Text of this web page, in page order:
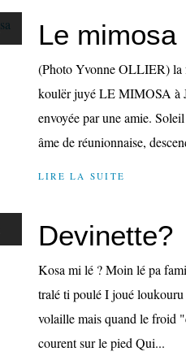
Le mimosa
(Photo Yvonne OLLIER) la
koulër juyé LE MIMOSA à
envoyée par une amie.
âme de réunionnaise,
LIRE LA SUITE
Devinette?
Kosa mi lé ? Moin lé pa
tralé ti poulé I joué loukouru
volaille mais quand le froid
courent sur le pied Qui...